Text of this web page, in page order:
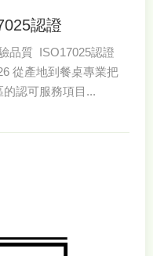
認證
品質 ISO17025認證
從產地到餐桌專業把
認可服務項目...